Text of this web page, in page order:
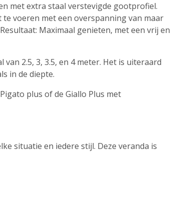
met extra staal verstevigde gootprofiel.
voeren met een overspanning van maar
Maximaal genieten, met een vrij en
2.5, 3, 3.5, en 4 meter. Het is uiteraard
in de diepte.
plus of de Giallo Plus met
situatie en iedere stijl. Deze veranda is